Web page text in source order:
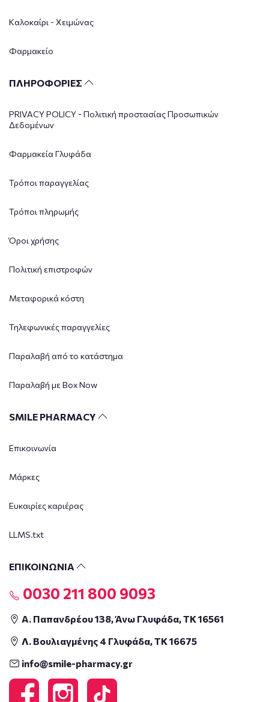
Καλοκαίρι - Χειμώνας
Φαρμακείο
ΠΛΗΡΟΦΟΡΙΕΣ
PRIVACY POLICY - Πολιτική προστασίας Προσωπικών
Δεδομένων
Φαρμακεία Γλυφάδα
Τρόποι παραγγελίας
Τρόποι πληρωμής
Όροι χρήσης
Πολιτική επιστροφών
Μεταφορικά κόστη
Τηλεφωνικές παραγγελίες
Παραλαβή από το κατάστημα
Παραλαβή με Box Now
SMILE PHARMACY
Επικοινωνία
Μάρκες
Ευκαιρίες καριέρας
LLMS.txt
ΕΠΙΚΟΙΝΩΝΙΑ
0030 211 800 9093
Α. Παπανδρέου 138, Άνω Γλυφάδα, ΤΚ 16561
Λ. Βουλιαγμένης 4 Γλυφάδα, ΤΚ 16675
info@smile-pharmacy.gr